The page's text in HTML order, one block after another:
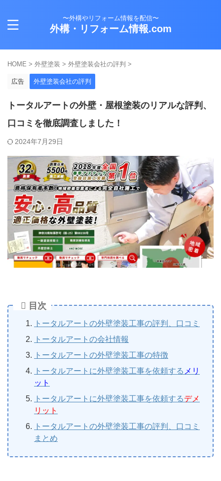
〜外構やリフォーム情報を配信〜
外構・リフォーム情報.com
HOME > 外壁塗装 > 外壁塗装会社の評判 >
広告 外壁塗装会社の評判
トータルアートの外壁・屋根塗装のリアルな評判、
口コミを徹底調査しました！
2024年7月29日
目次
トータルアートの外壁塗装工事の評判、口コミ
トータルアートの会社情報
トータルアートの外壁塗装工事の特徴
トータルアートに外壁塗装工事を依頼する メリ
ット
トータルアートに外壁塗装工事を依頼するデメ
リット
トータルアートの外壁塗装工事の評判、口コミ
まとめ